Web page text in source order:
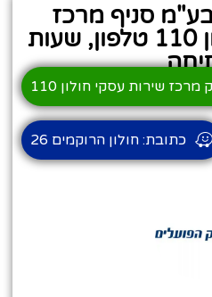
סניף מרכז
שירות עסקי חולון 110 טלפון, שעות
שירות עסקי חולון 110
כתובת: חולון הרוקמים 26